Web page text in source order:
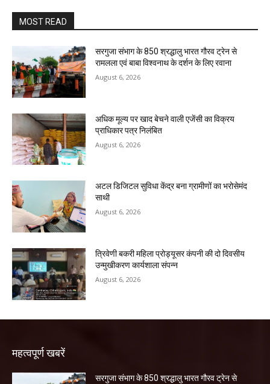
MOST READ
सरगुजा संभाग के 850 श्रद्धालु भारत गौरव ट्रेन से
रामलला एवं बाबा विश्वनाथ के दर्शन के लिए रवाना
August 6, 2026
अधिक मूल्य पर खाद बेचने वाली एजेंसी का विक्रय
प्राधिकार पत्र निलंबित
August 6, 2026
अटल डिजिटल सुविधा केंद्र बना ग्रामीणों का भरोसेमंद
साथी
August 6, 2026
त्रिवेणी बकरी महिला प्रोड्यूसर कंपनी की दो दिवसीय
उन्मुखीकरण कार्यशाला संपन्न
August 6, 2026
महत्वपूर्ण खबरें
सरगुजा संभाग के 850 श्रद्धालु भारत गौरव ट्रेन से